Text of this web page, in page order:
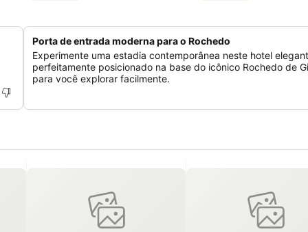
Porta de entrada moderna para o Rochedo
Experimente uma estadia contemporânea neste hotel
perfeitamente posicionado na base do icônico Rochedo de
para você explorar facilmente.